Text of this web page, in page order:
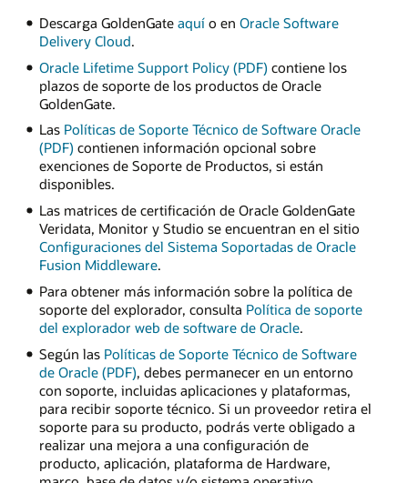
Descarga GoldenGate aquío en Oracle Software
Delivery Cloud.
Oracle Lifetime Support Policy (PDF) contiene los
plazos de soporte de los productos de Oracle
GoldenGate.
Las Políticas de Soporte Técnico de Software Oracle
(PDF) contienen información opcional sobre
exenciones de Soporte de Productos, si están
disponibles.
Las matrices de certificación de Oracle GoldenGate
Veridata, Monitor y Studio se encuentran en el sitio
Configuraciones del Sistema Soportadas de Oracle
Fusion Middleware.
Para obtener más información sobre la política de
soporte del explorador, consulta Política de soporte
del explorador web de software de Oracle.
Según las Políticas de Soporte Técnico de Software
de Oracle (PDF), debes permanecer en un entorno
con soporte, incluidas aplicaciones y plataformas,
para recibir soporte técnico. Si un proveedor retira el
soporte para su producto, podrás verte obligado a
realizar una mejora a una configuración de
producto, aplicación, plataforma de Hardware,